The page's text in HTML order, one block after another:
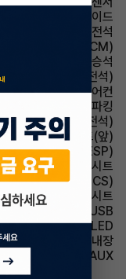
에어백 사이드
에어백 운전석
전자식 룸미러(ECM)
에어백 동승석
트 메모리시트(운전석)
에어컨 풀오토에어컨
파킹 전자식 파킹
시트 전동시트(운전석)
시트 열선시트(앞)
장치(VDC,ESC,ESP)
시트 가죽시트
동력 제어장치(TCS)
시트 인조가죽시트
유무선단자 USB
헤드램프 LED
스티어링휠 열선내장
유무선단자 AUX